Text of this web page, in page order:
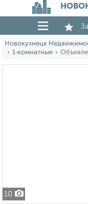
Новокузнецк
1‑комнатные
10